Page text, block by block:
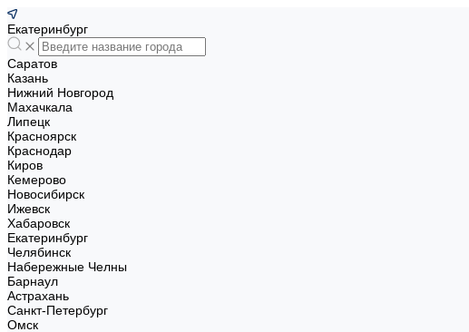
Екатеринбург
Саратов
Казань
Нижний Новгород
Махачкала
Липецк
Красноярск
Краснодар
Киров
Кемерово
Новосибирск
Ижевск
Хабаровск
Екатеринбург
Челябинск
Набережные Челны
Барнаул
Астрахань
Санкт-Петербург
Омск